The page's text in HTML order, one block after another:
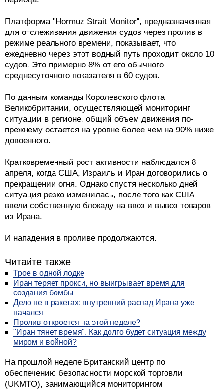
Платформа "Hormuz Strait Monitor", предназначенная
для отслеживания движения судов через пролив в
режиме реального времени, показывает, что
ежедневно через этот водный путь проходит около 10
судов. Это примерно 8% от его обычного
среднесуточного показателя в 60 судов.
По данным команды Королевского флота
Великобритании, осуществляющей мониторинг
ситуации в регионе, общий объем движения по-
прежнему остается на уровне более чем на 90% ниже
довоенного.
Кратковременный рост активности наблюдался 8
апреля, когда США, Израиль и Иран договорились о
прекращении огня. Однако спустя несколько дней
ситуация резко изменилась, после того как США
ввели собственную блокаду на ввоз и вывоз товаров
из Ирана.
И нападения в проливе продолжаются.
Читайте также
Трое в одной лодке
Иран теряет прокси, но выигрывает время для
создания бомбы
Дело не в ракетах: внутренний распад Ирана уже
начался
Пролив откроется на этой неделе?
"Иран тянет время". Как долго будет ситуация между
миром и войной?
На прошлой неделе Британский центр по
обеспечению безопасности морской торговли
(UKMTO), занимающийся мониторингом